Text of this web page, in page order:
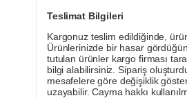
Teslimat Bilgileri
Kargonuz teslim edildiğinde,
Ürünlerinizde bir hasar
tutulan ürünler kargo firması
bilgi alabilirsiniz. Sipariş
mesafelere göre değişiklik
uzayabilir. Cayma hakkı